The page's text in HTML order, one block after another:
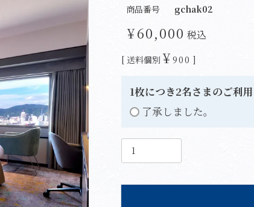
ランチチケット LC
ポートピア産純粋はちみつ
～Portopia Honey～
商品番号 gchak02
¥60,000 税込
送料個別 ¥ 900
1枚につき2名さまのご利用
了承しました。